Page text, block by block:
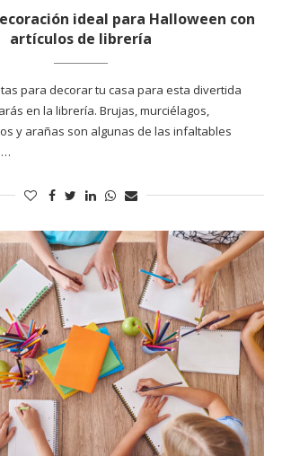
ideal para Halloween con
artículos de librería
para decorar tu casa para esta divertida
en la librería. Brujas, murciélagos,
y arañas son algunas de las infaltables